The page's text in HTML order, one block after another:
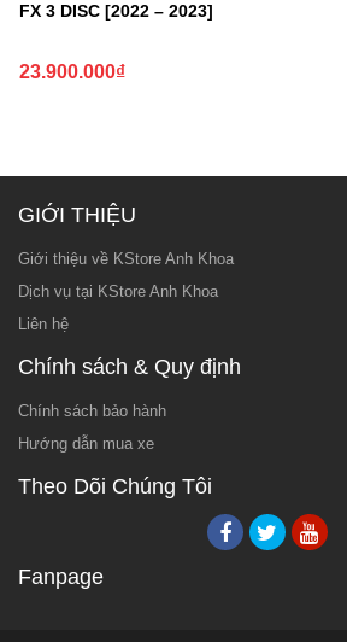
FX 3 DISC [2022 – 2023]
23.900.000₫
GIỚI THIỆU
Giới thiệu về KStore Anh Khoa
Dịch vụ tại KStore Anh Khoa
Liên hệ
Chính sách & Quy định
Chính sách bảo hành
Hướng dẫn mua xe
Theo Dõi Chúng Tôi
Fanpage